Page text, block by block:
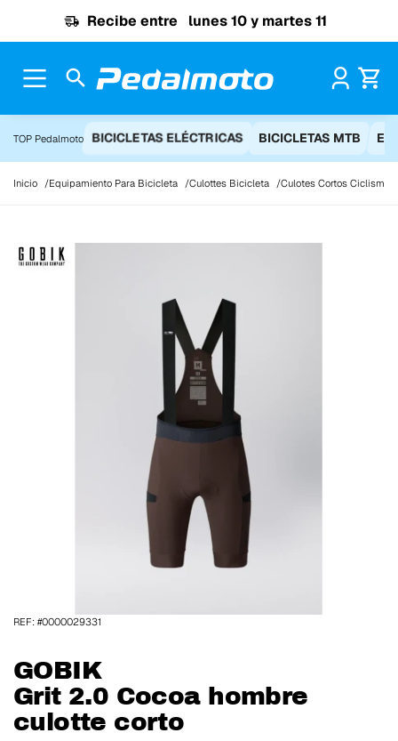
Recibe entre lunes 10 y martes 11
TOP Pedalmoto BICICLETAS ELÉCTRICAS BICICLETAS MTB
Inicio Equipamiento Para Bicicleta Culottes Bicicleta Culotes Cortos Ciclismo
GOBIK
Grit 2.0 Cocoa hombre
culotte corto
REF: #0000029331